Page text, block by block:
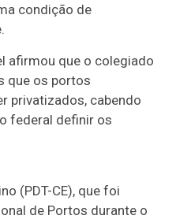
condição de
afirmou que o colegiado
que os portos
privatizados, cabendo
federal definir os
(PDT-CE), que foi
de Portos durante o